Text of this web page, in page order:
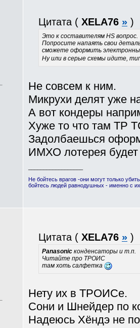
Цитата ( XELA76 » )
Это к составителям HS вопрос.
Попросите напаять свои
сможете оформить
Ну или в серые схемы идите,
Не совсем к ним.
Микрухи делят уже
А вот кондеры
Хуже то что там ТР
Задолбаешься
ИМХО лотерея будет
Не бойтесь врагов -они могут только
бойтесь людей равнодушных - именно с
Цитата ( XELA76 » )
Panasonic конденсаторы и т.п.
Читайте про ТРОИС
там хоть салфетка
Нету их в ТРОИСе.
Сони и Шнейдер по
Надеюсь Хёндэ не